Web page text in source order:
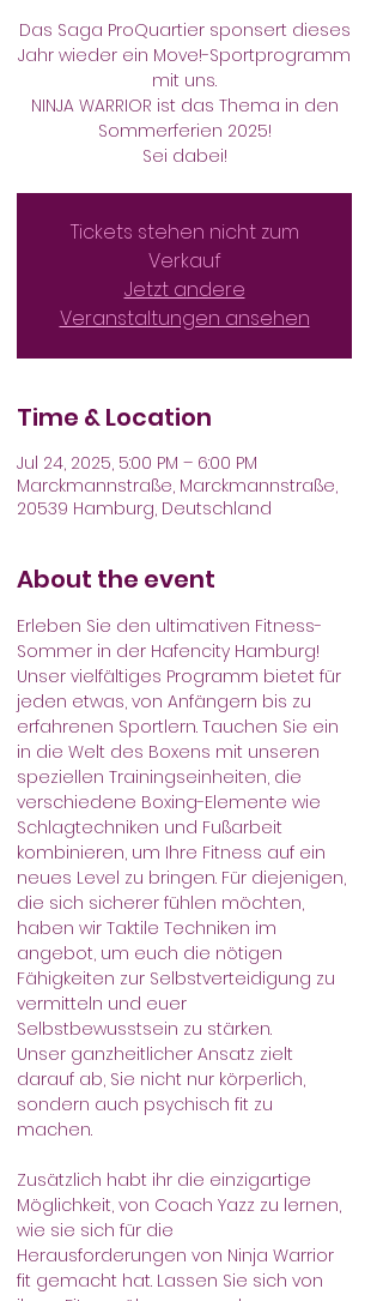
Das Saga ProQuartier sponsert dieses
Jahr wieder ein Move!-Sportprogramm
mit uns.
NINJA WARRIOR ist das Thema in den
Sommerferien 2025!
Sei dabei!
Tickets stehen nicht zum
Verkauf
Jetzt andere
Veranstaltungen ansehen
Time & Location
Jul 24, 2025, 5:00 PM – 6:00 PM
Marckmannstraße, Marckmannstraße,
20539 Hamburg, Deutschland
About the event
Erleben Sie den ultimativen Fitness-
Sommer in der Hafencity Hamburg!
Unser vielfältiges Programm bietet für
jeden etwas, von Anfängern bis zu
erfahrenen Sportlern. Tauchen Sie ein
in die Welt des Boxens mit unseren
speziellen Trainingseinheiten, die
verschiedene Boxing-Elemente wie
Schlagtechniken und Fußarbeit
kombinieren, um Ihre Fitness auf ein
neues Level zu bringen. Für diejenigen,
die sich sicherer fühlen möchten,
haben wir Taktile Techniken im
angebot, um euch die nötigen
Fähigkeiten zur Selbstverteidigung zu
vermitteln und euer
Selbstbewusstsein zu stärken.
Unser ganzheitlicher Ansatz zielt
darauf ab, Sie nicht nur körperlich,
sondern auch psychisch fit zu
machen.
Zusätzlich habt ihr die einzigartige
Möglichkeit, von Coach Yazz zu lernen,
wie sie sich für die
Herausforderungen von Ninja Warrior
fit gemacht hat. Lassen Sie sich von